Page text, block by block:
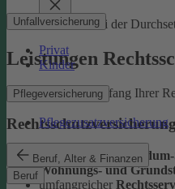
Unfallversicherung
Privat
Kinder
Pflegeversicherung
Pflegezusatzversicherung
Beruf, Alter & Finanzen
Beruf
Entstehen bei der
Leistungen
Sie können den Umfang Ihrer
leistungsstarker
Wohnungs- und
umfangreicher